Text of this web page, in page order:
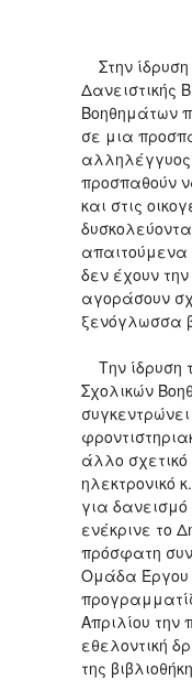
Στην ίδρυση
Δανειστικής
Βοηθημάτων
σε μια
αλληλέγγυος
προσπαθούν
και στις
απαιτούμενα
δεν έχουν
αγοράσουν
ξενόγλωσσα
Την ίδρυση
Σχολικών
άλλο σχετικό
ηλεκτρονικό
για
ενέκρινε το
πρόσφατη
Ομάδα Έργου
Απριλίου
εθελοντική
της